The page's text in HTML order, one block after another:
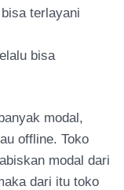
terlayani
bisa
modal,
offline. Toko
modal dari
dari itu toko